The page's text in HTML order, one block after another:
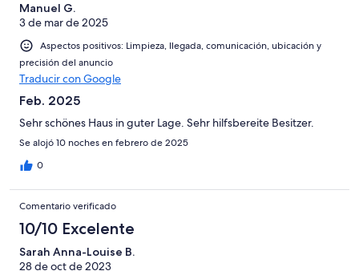
Manuel G.
3 de mar de 2025
Aspectos positivos: Limpieza, llegada, comunicación, ubicación y
precisión del anuncio
Traducir con Google
Feb. 2025
Sehr schönes Haus in guter Lage. Sehr hilfsbereite Besitzer.
Se alojó 10 noches en febrero de 2025
0
Comentario verificado
10/10 Excelente
Sarah Anna-Louise B.
28 de oct de 2023